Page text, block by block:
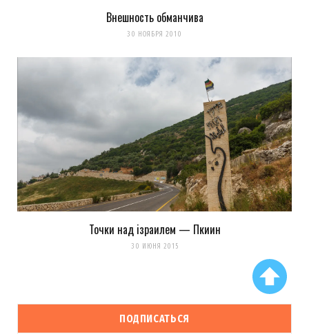
Внешность обманчива
30 НОЯБРЯ 2010
Точки над iзраилем — Пкиин
30 ИЮНЯ 2015
ПОДПИСАТЬСЯ